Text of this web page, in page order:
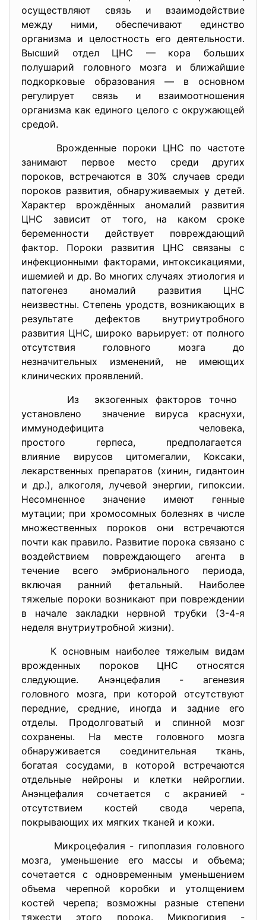
осуществляют связь и взаимодействие
между ними, обеспечивают единство
организма и целостность его деятельности.
Высший отдел ЦНС — кора больших
полушарий головного мозга и ближайшие
подкорковые образования — в основном
регулирует связь и взаимоотношения
организма как единого целого с окружающей
средой.
Врожденные пороки ЦНС по частоте
занимают первое место среди других
пороков, встречаются в 30% случаев среди
пороков развития, обнаруживаемых у детей.
Характер врождённых аномалий развития
ЦНС зависит от того, на каком сроке
беременности действует повреждающий
фактор. Пороки развития ЦНС связаны с
инфекционными факторами, интоксикациями,
ишемией и др. Во многих случаях этиология и
патогенез аномалий развития ЦНС
неизвестны. Степень уродств, возникающих в
результате дефектов внутриутробного
развития ЦНС, широко варьирует: от полного
отсутствия головного мозга до
незначительных изменений, не имеющих
клинических проявлений.
Из экзогенных факторов точно
установлено значение вируса краснухи,
иммунодефицита человека,
простого герпеса, предполагается
влияние вирусов цитомегалии, Коксаки,
лекарственных препаратов (хинин, гидантоин
и др.), алкоголя, лучевой энергии, гипоксии.
Несомненное значение имеют генные
мутации; при хромосомных болезнях в числе
множественных пороков они встречаются
почти как правило. Развитие порока связано с
воздействием повреждающего агента в
течение всего эмбрионального периода,
включая ранний фетальный. Наиболее
тяжелые пороки возникают при повреждении
в начале закладки нервной трубки (3-4-я
неделя внутриутробной жизни).
К основным наиболее тяжелым видам
врожденных пороков ЦНС относятся
следующие. Анэнцефалия - агенезия
головного мозга, при которой отсутствуют
передние, средние, иногда и задние его
отделы. Продолговатый и спинной мозг
сохранены. На месте головного мозга
обнаруживается соединительная ткань,
богатая сосудами, в которой встречаются
отдельные нейроны и клетки нейроглии.
Анэнцефалия сочетается с акранией -
отсутствием костей свода черепа,
покрывающих их мягких тканей и кожи.
Микроцефалия - гипоплазия головного
мозга, уменьшение его массы и объема;
сочетается с одновременным уменьшением
объема черепной коробки и утолщением
костей черепа; возможны разные степени
тяжести этого порока. Микрогирия -